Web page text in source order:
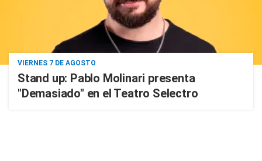
VIERNES 7 DE AGOSTO
Stand up: Pablo Molinari presenta
"Demasiado" en el Teatro Selectro